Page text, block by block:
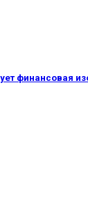
финансовая